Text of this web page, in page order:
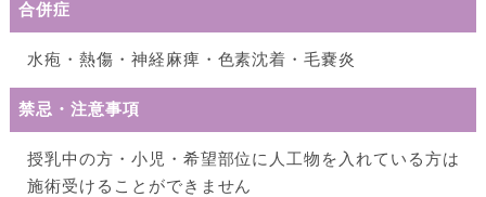
合併症
⽔疱・熱傷・神経⿇痺・⾊素沈着・⽑嚢炎
禁忌・注意事項
授乳中の⽅・⼩児・希望部位に⼈⼯物を⼊れている⽅は
施術受けることができません